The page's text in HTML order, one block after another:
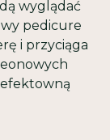
wyglądać
pedicure
i przyciąga